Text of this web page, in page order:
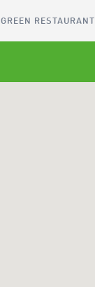
GREEN RESTAURANT